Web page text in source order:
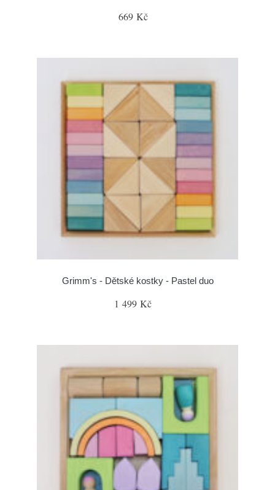
669 Kč
Grimm's - Dětské kostky - Pastel duo
1 499 Kč